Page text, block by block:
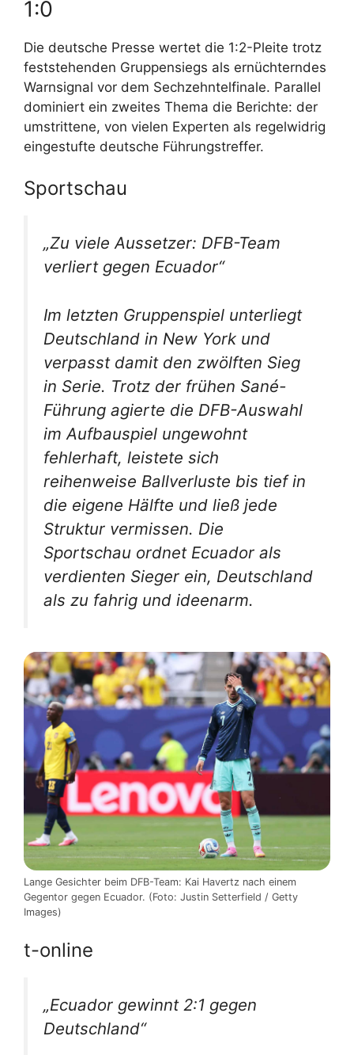
1:0
Die deutsche Presse wertet die 1:2-Pleite trotz
feststehenden Gruppensiegs als ernüchterndes
Warnsignal vor dem Sechzehntelfinale. Parallel
dominiert ein zweites Thema die Berichte: der
umstrittene, von vielen Experten als regelwidrig
eingestufte deutsche Führungstreffer.
Sportschau
„Zu viele Aussetzer: DFB-Team
verliert gegen Ecuador“
Im letzten Gruppenspiel unterliegt
Deutschland in New York und
verpasst damit den zwölften Sieg
in Serie. Trotz der frühen Sané-
Führung agierte die DFB-Auswahl
im Aufbauspiel ungewohnt
fehlerhaft, leistete sich
reihenweise Ballverluste bis tief in
die eigene Hälfte und ließ jede
Struktur vermissen. Die
Sportschau ordnet Ecuador als
verdienten Sieger ein, Deutschland
als zu fahrig und ideenarm.
Lange Gesichter beim DFB-Team: Kai Havertz nach einem
Gegentor gegen Ecuador. (Foto: Justin Setterfield / Getty
Images)
t-online
„Ecuador gewinnt 2:1 gegen
Deutschland“